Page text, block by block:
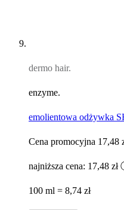
dermo hair.
enzyme.
emolientowa odżywka
Cena promocyjna 17,48
najniższa cena: 17,48 zł
100 ml = 8,74 zł